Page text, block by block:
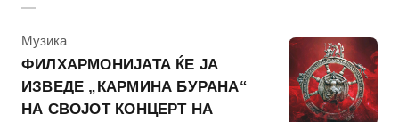
КАтегорија
Музика
ФИЛХАРМОНИЈАТА ЌЕ ЈА
ИЗВЕДЕ „КАРМИНА БУРАНА“
НА СВОЈОТ КОНЦЕРТ НА